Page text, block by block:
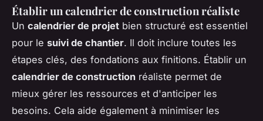
Établir un calendrier de construction réaliste
Un calendrier de projet bien structuré est essentiel
pour le suivi de chantier. Il doit inclure toutes les
étapes clés, des fondations aux finitions. Établir un
calendrier de construction réaliste permet de
mieux gérer les ressources et d'anticiper les
besoins. Cela aide également à minimiser les